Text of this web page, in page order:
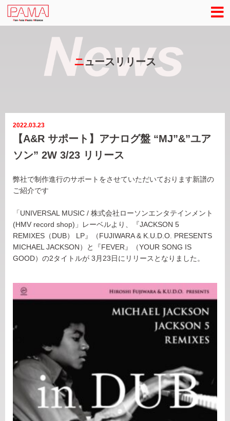
ニュースリリース
2022.03.23
【A&R サポート】アナログ盤 “MJ”&”ユア
ソン” 2W 3/23 リリース
弊社で制作進行のサポートをさせていただいております新譜の
ご紹介です
「UNIVERSAL MUSIC / 株式会社ローソンエンタテインメント
(HMV record shop)」レーベルより、『JACKSON 5
REMIXES（DUB） LP』（FUJIWARA & K.U.D.O. PRESENTS
MICHAEL JACKSON）
と『FEVER』（YOUR SONG IS
GOOD）の2タイトルが 3月23日にリリースとなりました。